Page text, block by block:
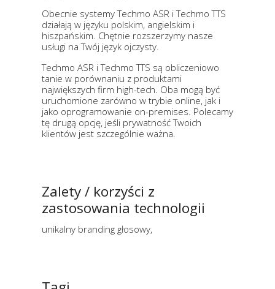
Obecnie systemy Techmo ASR i Techmo TTS
działają w języku polskim, angielskim i
hiszpańskim. Chętnie rozszerzymy nasze
usługi na Twój język ojczysty.
Techmo ASR i Techmo TTS są obliczeniowo
tanie w porównaniu z produktami
największych firm high-tech. Oba mogą być
uruchomione zarówno w trybie online, jak i
jako oprogramowanie on-premises. Polecamy
tę drugą opcję, jeśli prywatność Twoich
klientów jest szczególnie ważna.
Zalety / korzyści z
zastosowania technologii
unikalny branding głosowy,